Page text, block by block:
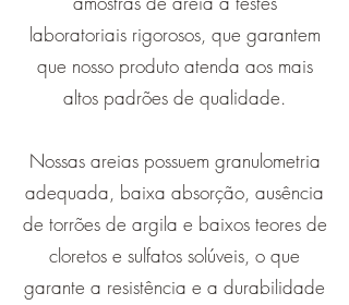
laboratoriais rigorosos, que garantem
que nosso produto atenda aos mais
altos padrões de qualidade.
Nossas areias possuem granulometria
adequada, baixa absorção, ausência
de torrões de argila e baixos teores de
cloretos e sulfatos solúveis, o que
garante a resistência e a durabilidade